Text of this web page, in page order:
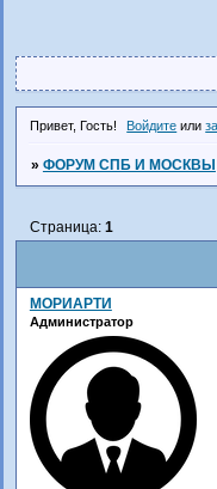
Привет, Гость! Войдите или
» ФОРУМ СПБ И МОСКВЫ
Страница: 1
МОРИАРТИ
Администратор